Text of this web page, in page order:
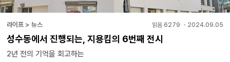
라이프 > 뉴스 읽음 6279 ・ 2024.09.05
성수동에서 진행되는, 지용킴의 6번째 전시
2년 전의 기억을 회고하는